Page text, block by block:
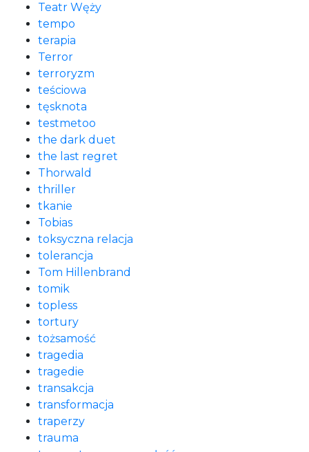
Teatr Węży
tempo
terapia
Terror
terroryzm
teściowa
tęsknota
testmetoo
the dark duet
the last regret
Thorwald
thriller
tkanie
Tobias
toksyczna relacja
tolerancja
Tom Hillenbrand
tomik
topless
tortury
tożsamość
tragedia
tragedie
transakcja
transformacja
traperzy
trauma